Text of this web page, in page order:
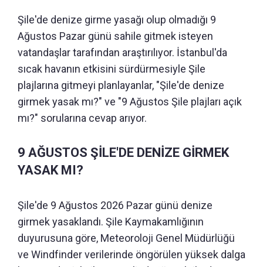
Şile'de denize girme yasağı olup olmadığı 9
Ağustos Pazar günü sahile gitmek isteyen
vatandaşlar tarafından araştırılıyor. İstanbul'da
sıcak havanın etkisini sürdürmesiyle Şile
plajlarına gitmeyi planlayanlar, "Şile'de denize
girmek yasak mı?" ve "9 Ağustos Şile plajları açık
mı?" sorularına cevap arıyor.
9 AĞUSTOS ŞİLE'DE DENİZE GİRMEK
YASAK MI?
Şile'de 9 Ağustos 2026 Pazar günü denize
girmek yasaklandı. Şile Kaymakamlığının
duyurusuna göre, Meteoroloji Genel Müdürlüğü
ve Windfinder verilerinde öngörülen yüksek dalga